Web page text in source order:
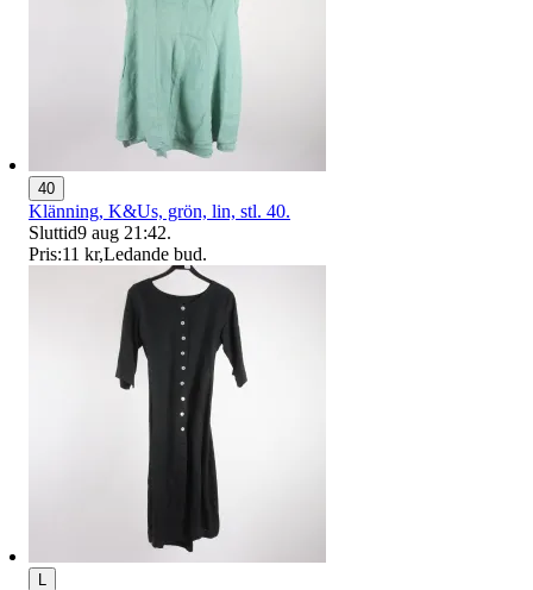
40
Klänning, K&Us, grön, lin, stl. 40.
Sluttid9 aug 21:42.
Pris:11 kr,Ledande bud.